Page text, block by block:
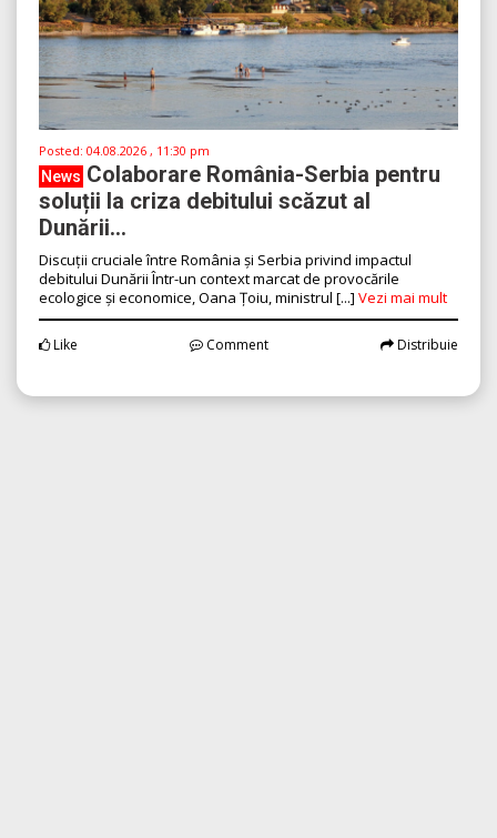
Posted: 04.08.2026 , 11:30 pm
News Colaborare România-Serbia pentru
soluții la criza debitului scăzut al
Dunării...
Discuții cruciale între România și Serbia privind impactul
debitului Dunării Într-un context marcat de provocările
ecologice și economice, Oana Țoiu, ministrul [...] Vezi mai mult
Like Comment Distribuie